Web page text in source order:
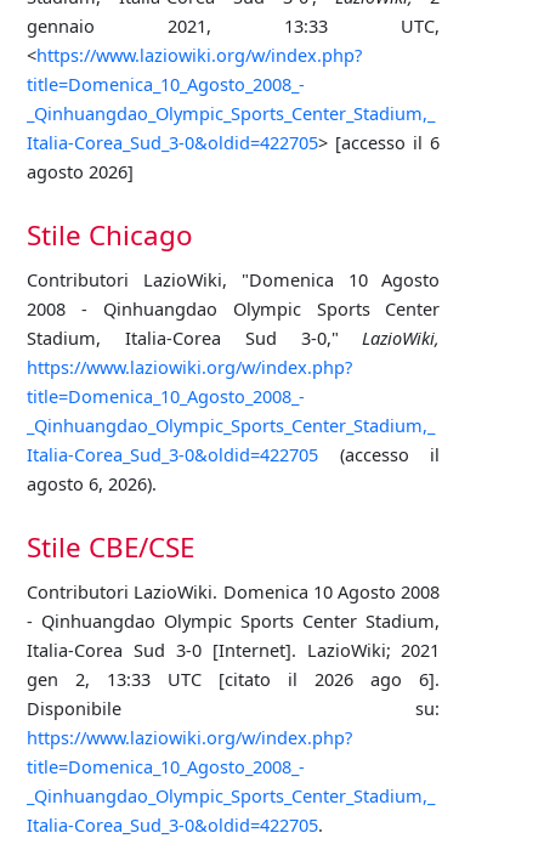
gennaio 2021, 13:33 UTC,
<https://www.laziowiki.org/w/index.php?
title=Domenica_10_Agosto_2008_-
_Qinhuangdao_Olympic_Sports_Center_Stadium,_
Italia-Corea_Sud_3-0&oldid=422705> [accesso il 6
agosto 2026]
Stile Chicago
Contributori LazioWiki, "Domenica 10 Agosto
2008 - Qinhuangdao Olympic Sports Center
Stadium, Italia-Corea Sud 3-0,"LazioWiki,
https://www.laziowiki.org/w/index.php?
title=Domenica_10_Agosto_2008_-
_Qinhuangdao_Olympic_Sports_Center_Stadium,_
Italia-Corea_Sud_3-0&oldid=422705 (accesso il
agosto 6, 2026).
Stile CBE/CSE
Contributori LazioWiki. Domenica 10 Agosto 2008
- Qinhuangdao Olympic Sports Center Stadium,
Italia-Corea Sud 3-0 [Internet]. LazioWiki; 2021
gen 2, 13:33 UTC [citato il 2026 ago 6].
Disponibile su:
https://www.laziowiki.org/w/index.php?
title=Domenica_10_Agosto_2008_-
_Qinhuangdao_Olympic_Sports_Center_Stadium,_
Italia-Corea_Sud_3-0&oldid=422705.